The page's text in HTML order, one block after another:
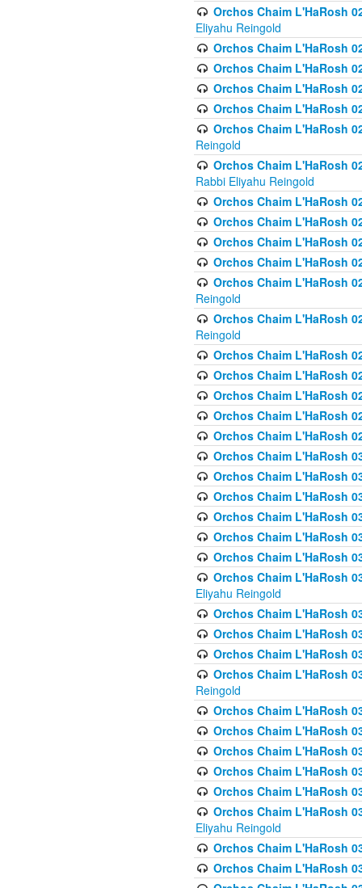
Orchos Chaim L'HaRosh
Eliyahu Reingold
Orchos Chaim L'HaRosh
Orchos Chaim L'HaRosh
Orchos Chaim L'HaRosh
Orchos Chaim L'HaRosh
Orchos Chaim L'HaRosh
Reingold
Orchos Chaim L'HaRosh
Rabbi Eliyahu Reingold
Orchos Chaim L'HaRosh
Orchos Chaim L'HaRosh
Orchos Chaim L'HaRosh
Orchos Chaim L'HaRosh
Orchos Chaim L'HaRosh
Reingold
Orchos Chaim L'HaRosh
Reingold
Orchos Chaim L'HaRosh
Orchos Chaim L'HaRosh
Orchos Chaim L'HaRosh
Orchos Chaim L'HaRosh
Orchos Chaim L'HaRosh
Orchos Chaim L'HaRosh
Orchos Chaim L'HaRosh
Orchos Chaim L'HaRosh
Orchos Chaim L'HaRosh
Orchos Chaim L'HaRosh
Orchos Chaim L'HaRosh
Orchos Chaim L'HaRosh
Eliyahu Reingold
Orchos Chaim L'HaRosh
Orchos Chaim L'HaRosh
Orchos Chaim L'HaRosh
Orchos Chaim L'HaRosh
Reingold
Orchos Chaim L'HaRosh
Orchos Chaim L'HaRosh
Orchos Chaim L'HaRosh
Orchos Chaim L'HaRosh
Orchos Chaim L'HaRosh
Orchos Chaim L'HaRosh
Eliyahu Reingold
Orchos Chaim L'HaRosh
Orchos Chaim L'HaRosh